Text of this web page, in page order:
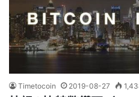
Timetocoin 2019-08-27